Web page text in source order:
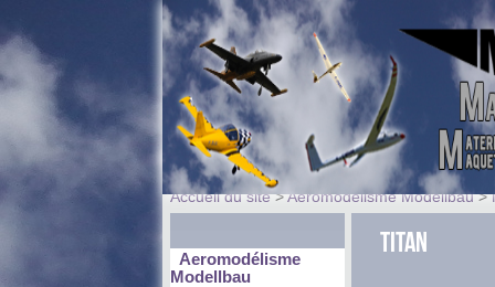
Accueil du site>Aeromodélisme Modellbau>
Aeromodélisme
Modellbau
TITAN